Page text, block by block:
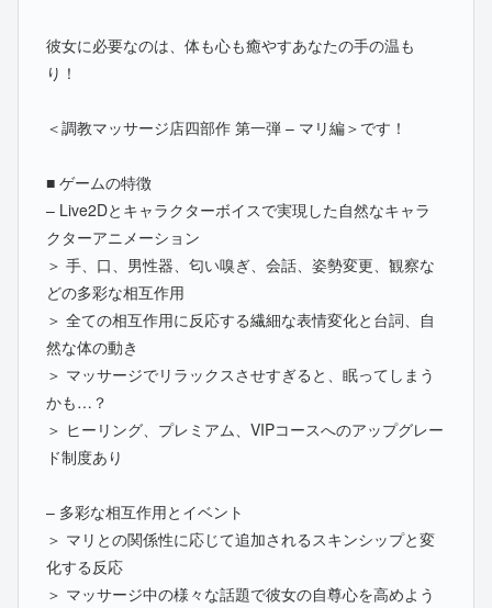
彼女に必要なのは、体も心も癒やすあなたの手の温も
り！
＜調教マッサージ店四部作 第一弾 – マリ編＞です！
■ ゲームの特徴
– Live2Dとキャラクターボイスで実現した自然なキャラ
クターアニメーション
＞ 手、口、男性器、匂い嗅ぎ、会話、姿勢変更、観察な
どの多彩な相互作用
＞ 全ての相互作用に反応する繊細な表情変化と台詞、自
然な体の動き
＞ マッサージでリラックスさせすぎると、眠ってしまう
かも…？
＞ ヒーリング、プレミアム、VIPコースへのアップグレー
ド制度あり
– 多彩な相互作用とイベント
＞ マリとの関係性に応じて追加されるスキンシップと変
化する反応
＞ マッサージ中の様々な話題で彼女の自尊心を高めよう